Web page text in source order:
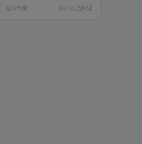
度解析全体系
3天前 827人已阅读